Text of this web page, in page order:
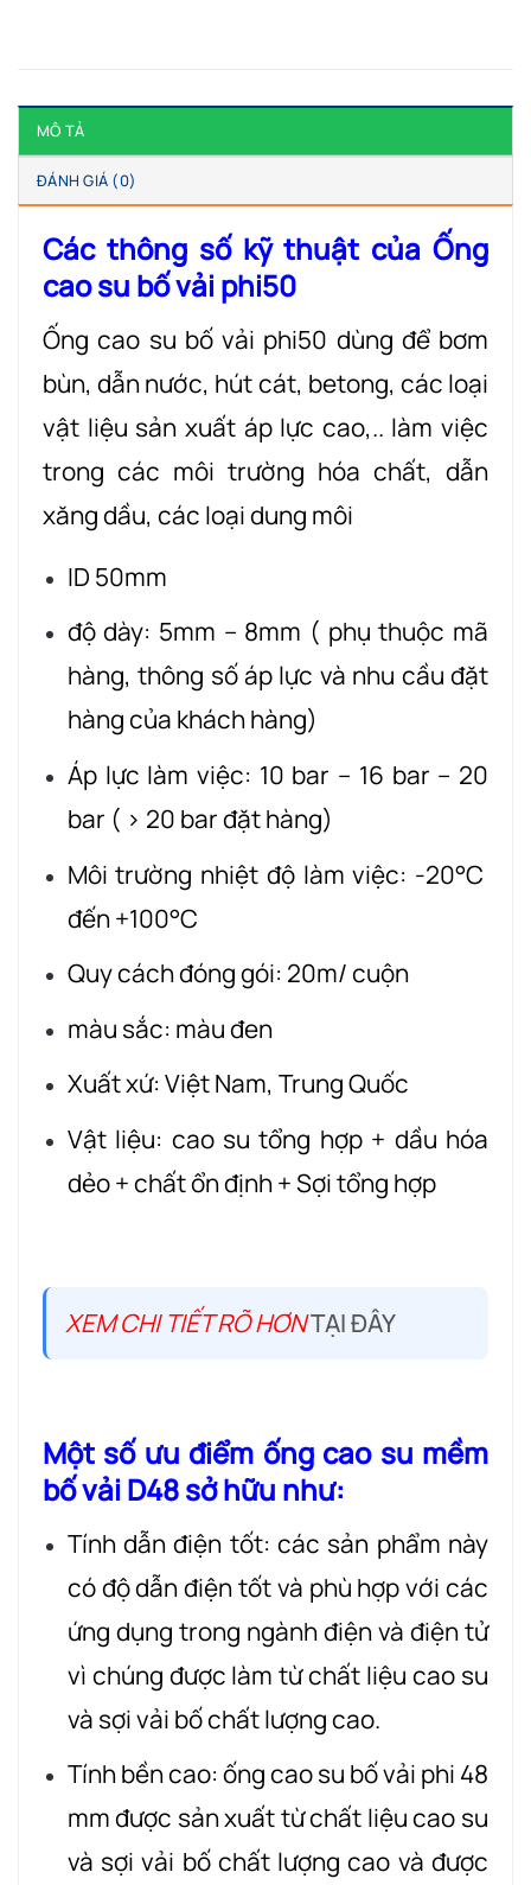
MÔ TẢ
ĐÁNH GIÁ (0)
Các thông số kỹ thuật của Ống
cao su bố vải phi50
Ống cao su bố vải phi50 dùng để bơm
bùn, dẫn nước, hút cát, betong, các loại
vật liệu sản xuất áp lực cao,.. làm việc
trong các môi trường hóa chất, dẫn
xăng dầu, các loại dung môi
ID 50mm
độ dày: 5mm – 8mm ( phụ thuộc mã
hàng, thông số áp lực và nhu cầu đặt
hàng của khách hàng)
Áp lực làm việc: 10 bar – 16 bar – 20
bar ( > 20 bar đặt hàng)
Môi trường nhiệt độ làm việc: -20°C
đến +100°C
Quy cách đóng gói: 20m/ cuộn
màu sắc: màu đen
Xuất xứ: Việt Nam, Trung Quốc
Vật liệu: cao su tổng hợp + dầu hóa
dẻo + chất ổn định + Sợi tổng hợp
XEM CHI TIẾT RÕ HƠNTẠI ĐÂY
Một số ưu điểm ống cao su mềm
bố vải D48 sở hữu như:
Tính dẫn điện tốt: các sản phẩm này
có độ dẫn điện tốt và phù hợp với các
ứng dụng trong ngành điện và điện tử
vì chúng được làm từ chất liệu cao su
và sợi vải bố chất lượng cao.
Tính bền cao: ống cao su bố vải phi 48
mm được sản xuất từ chất liệu cao su
và sợi vải bố chất lượng cao và được